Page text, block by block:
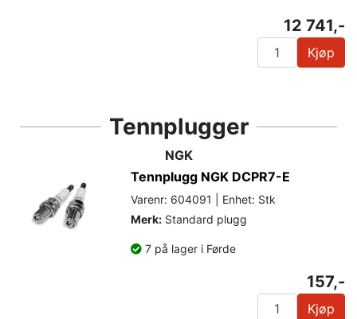
12 741,-
Kjøp
Tennplugger
NGK
Tennplugg NGK DCPR7-E
Varenr: 604091 | Enhet: Stk
Merk: Standard plugg
7 på lager i Førde
157,-
Kjøp